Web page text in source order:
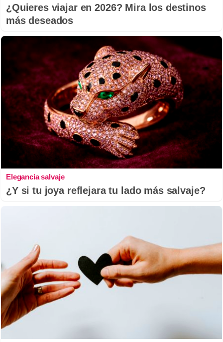
¿Quieres viajar en 2026? Mira los destinos
más deseados
Elegancia salvaje
¿Y si tu joya reflejara tu lado más salvaje?